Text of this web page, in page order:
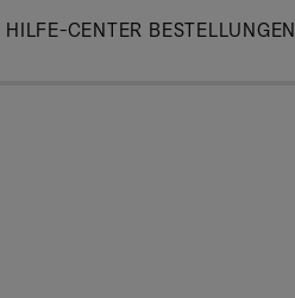
Skip
HILFE-CENTER BESTELLUNGEN